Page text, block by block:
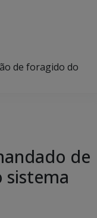
de foragido do
de
sistema